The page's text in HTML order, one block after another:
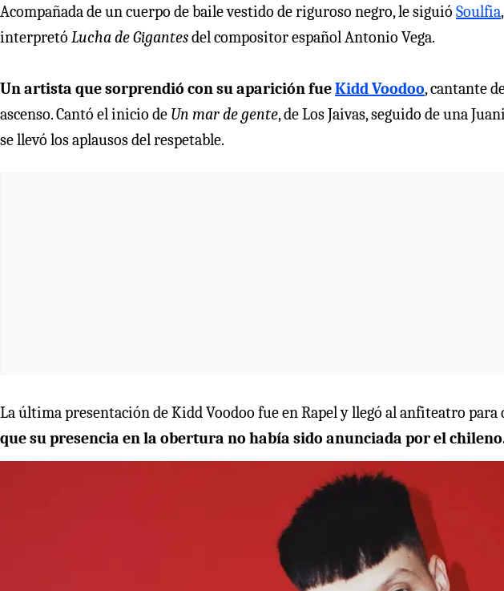
Acompañada de un cuerpo de baile vestido de riguroso negro, le siguió Soulfia
interpretó Lucha de Gigantesdel compositor español Antonio Vega.
Un artista que sorprendió con su aparición fueKidd Voodoo, cantante
ascenso. Cantó el inicio de Un mar de gente, de Los Jaivas, seguido de una
se llevó los aplausos del respetable.
La última presentación de Kidd Voodoo fue en Rapel y llegó al anfiteatro para
que su presencia en la obertura no había sido anunciada por el